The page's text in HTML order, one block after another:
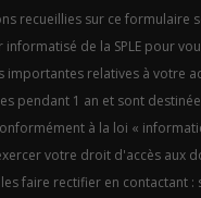
recueillies sur ce formulaire
informatisé de la SPLE pour
importantes relatives à votre
pendant 1 an et sont
à la loi «
votre droit d'accès aux
faire rectifier en contactant :